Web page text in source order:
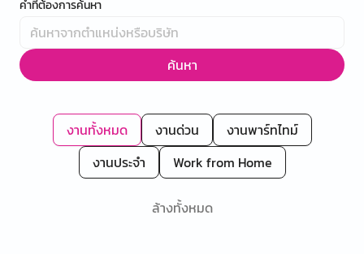
คำที่ต้องการค้นหา
ค้นหา
งานทั้งหมด งานด่วน
งานพาร์ทไทม์
งานประจำ
Work from Home
ล้างทั้งหมด